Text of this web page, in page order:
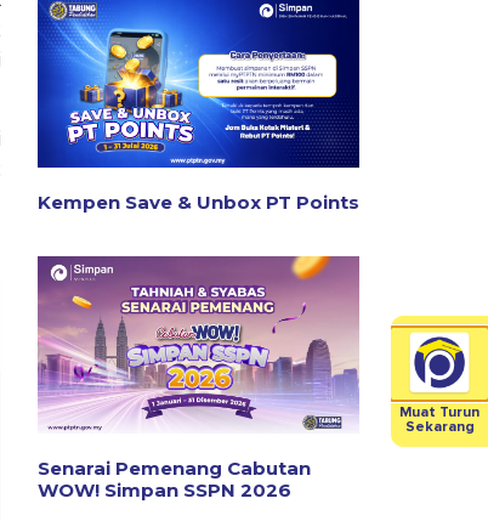
Kempen Save & Unbox PT Points
Senarai Pemenang Cabutan
WOW! Simpan SSPN 2026
Muat Turun
Sekarang